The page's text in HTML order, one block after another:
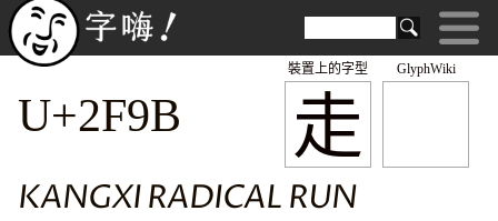
GlyphWiki
⾛
裝置上的字型
U+2F9B
KANGXI RADICAL RUN